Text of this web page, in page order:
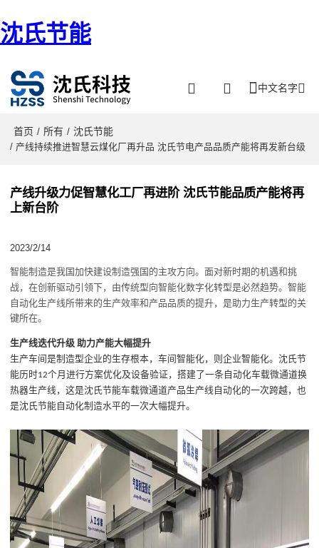
沈氏节能
中文名字
首页 / 所有 / 沈氏节能
/ 产线持续推进智慧云煤化厂再升品 沈氏节电产品品质产能将再发新台级
产线升级力促智慧化工厂再进阶 沈氏节能品质产能将再
上新台阶
2023/2/14
智能制造是我国加快建设制造强国的主攻方向。面对新时期的机遇和挑
战，在创新驱动引领下，由传统型向智能化数字化转型是必然趋势。智能
自动化生产线所带来的生产效率和产品品质的提升，是助力生产转型的关
键所在。
生产线迭代升级 助力产能大幅提升
生产车间是制造型企业的生存根本，车间智能化，则企业智能化。沈氏节
能历时12个月进行方案优化及设备验证，搭建了一条自动化车载微通道换
热器生产线，这是沈氏节能车载微通道产品生产线自动化的一次跨越，也
是沈氏节能自动化制造水平的一次大幅提升。